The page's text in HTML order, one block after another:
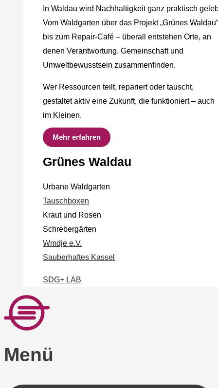
In Waldau wird Nachhaltigkeit ganz praktisch
Vom Waldgarten über das Projekt „Grünes Waldau“
bis zum Repair-Café – überall entstehen Orte, an
denen Verantwortung, Gemeinschaft und
Umweltbewusstsein zusammenfinden.
Wer Ressourcen teilt, repariert oder tauscht,
gestaltet aktiv eine Zukunft, die funktioniert – auch
im Kleinen.
Mehr erfahren
Grünes Waldau
Urbane Waldgarten
Tauschboxen
Kraut und Rosen
Schrebergärten
Wmdje e.V.
Sauberhaftes Kassel
SDG+ LAB
Menü